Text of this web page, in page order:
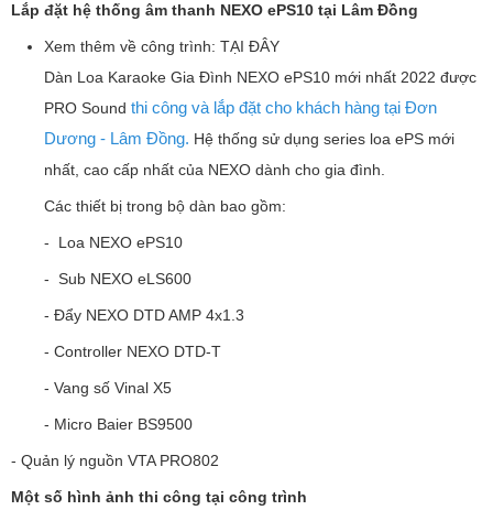
Lắp đặt hệ thống âm thanh NEXO ePS10 tại Lâm Đồng
Xem thêm về công trình: TẠI ĐÂY
Dàn Loa Karaoke Gia Đình NEXO ePS10 mới nhất 2022 được
PRO Sound thi công và lắp đặt cho khách hàng tại Đơn
Dương - Lâm Đồng. Hệ thống sử dụng series loa ePS mới
nhất, cao cấp nhất của NEXO dành cho gia đình.
Các thiết bị trong bộ dàn bao gồm:
- Loa NEXO ePS10
- Sub NEXO eLS600
- Đẩy NEXO DTD AMP 4x1.3
- Controller NEXO DTD-T
- Vang số Vinal X5
- Micro Baier BS9500
- Quản lý nguồn VTA PRO802
Một số hình ảnh thi công tại công trình